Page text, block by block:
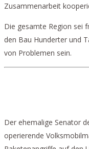
Zusammenarbeit
Die gesamte Region sei
den Bau Hunderter und
von Problemen sein.
Der ehemalige Senator
operierende